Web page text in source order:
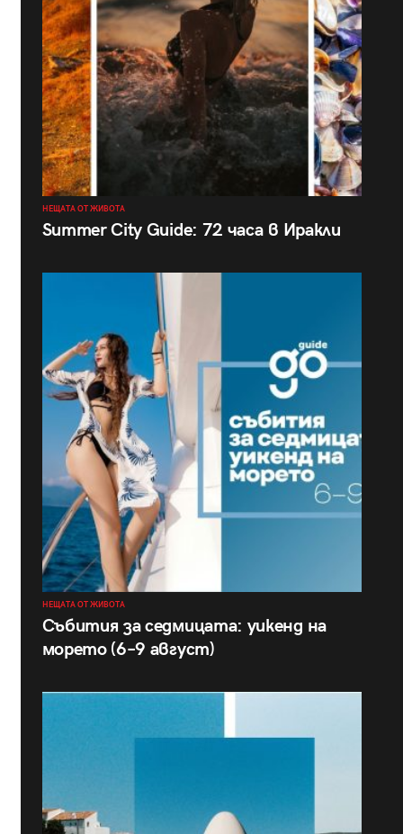
НЕЩАТА ОТ ЖИВОТА
Summer City Guide: 72 часа в Иракли
НЕЩАТА ОТ ЖИВОТА
Събития за седмицата: уикенд на
морето (6–9 август)